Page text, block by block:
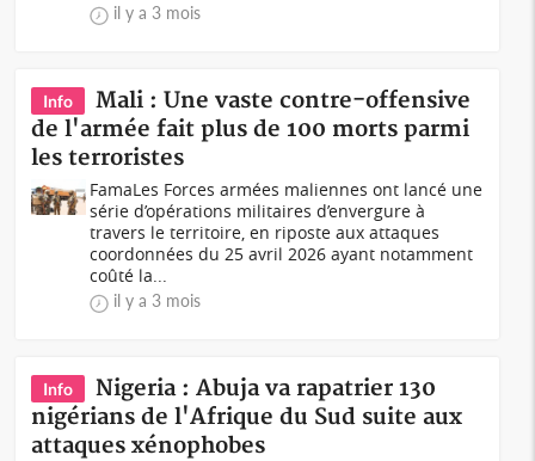
il y a 3 mois
Info
Mali : Une vaste contre-offensive
de l'armée fait plus de 100 morts parmi
les terroristes
FamaLes Forces armées maliennes ont lancé une
série d’opérations militaires d’envergure à
travers le territoire, en riposte aux attaques
coordonnées du 25 avril 2026 ayant notamment
coûté la...
il y a 3 mois
Info
Nigeria : Abuja va rapatrier 130
nigérians de l'Afrique du Sud suite aux
attaques xénophobes